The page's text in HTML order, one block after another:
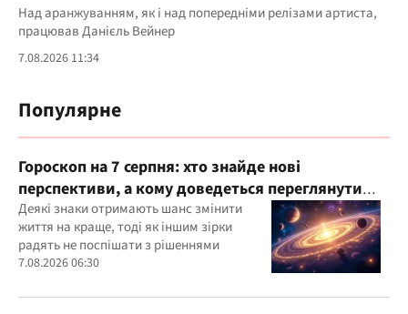
Над аранжуванням, як і над попередніми релізами артиста,
працював Данієль Вейнер
7.08.2026 11:34
Популярне
Гороскоп на 7 серпня: хто знайде нові
перспективи, а кому доведеться переглянути
свої пріоритети
Деякі знаки отримають шанс змінити
життя на краще, тоді як іншим зірки
радять не поспішати з рішеннями
7.08.2026 06:30